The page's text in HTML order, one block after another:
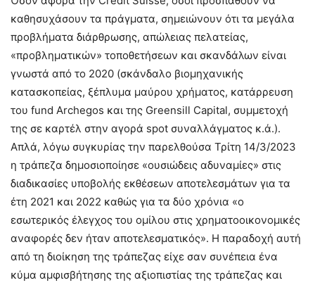
καθησυχάσουν τα πράγματα, σημειώνουν ότι τα μεγάλα
προβλήματα διάρθρωσης, απώλειας πελατείας,
«προβληματικών» τοποθετήσεων και σκανδάλων είναι
γνωστά από το 2020 (σκάνδαλο βιομηχανικής
κατασκοπείας, ξέπλυμα μαύρου χρήματος, κατάρρευση
του fund Archegos και της Greensill Capital, συμμετοχή
της σε καρτέλ στην αγορά spot συναλλάγματος κ.ά.).
Απλά, λόγω συγκυρίας την παρελθούσα Τρίτη 14/3/2023
η τράπεζα δημοσιοποίησε «ουσιώδεις αδυναμίες» στις
διαδικασίες υποβολής εκθέσεων αποτελεσμάτων για τα
έτη 2021 και 2022 καθώς για τα δύο χρόνια «ο
εσωτερικός έλεγχος του ομίλου στις χρηματοοικονομικές
αναφορές δεν ήταν αποτελεσματικός». Η παραδοχή αυτή
από τη διοίκηση της τράπεζας είχε σαν συνέπεια ένα
κύμα αμφισβήτησης της αξιοπιστίας της τράπεζας και